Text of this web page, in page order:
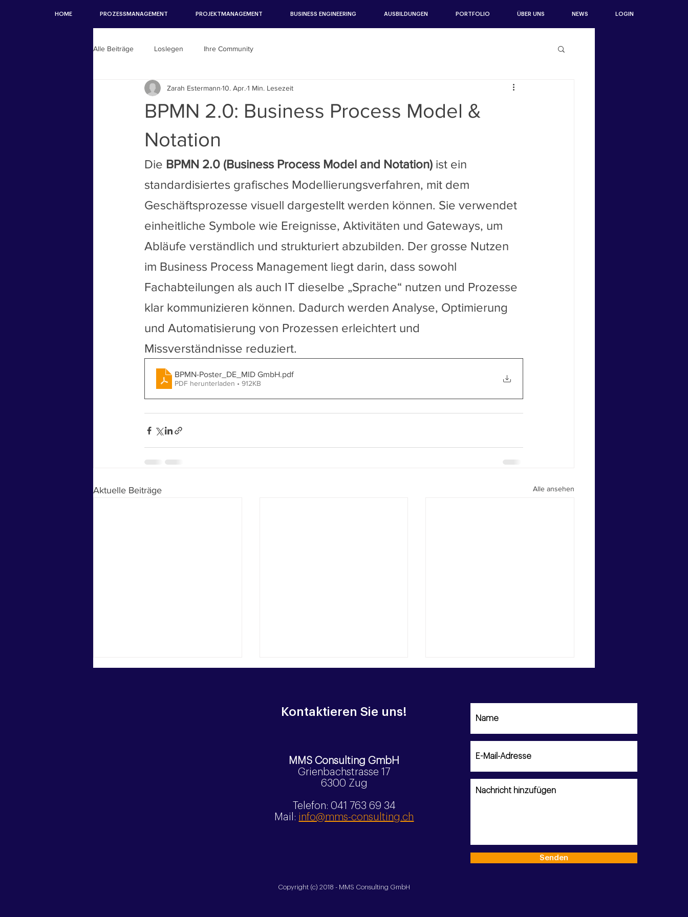
HOME PROZESSMANAGEMENT PROJEKTMANAGEMENT BUSINESS ENGINEERING AUSBILDUNGEN PORTFOLIO ÜBER UNS NEWS LOGIN
Alle Beiträge Loslegen Ihre Community
BPMN 2.0: Business Process Model &
Notation
Zarah Estermann 10. Apr. 1 Min. Lesezeit
Die BPMN 2.0 (Business Process Model and Notation) ist ein
standardisiertes grafisches Modellierungsverfahren, mit dem
Geschäftsprozesse visuell dargestellt werden können. Sie verwendet
einheitliche Symbole wie Ereignisse, Aktivitäten und Gateways, um
Abläufe verständlich und strukturiert abzubilden. Der grosse Nutzen
im Business Process Management liegt darin, dass sowohl
Fachabteilungen als auch IT dieselbe „Sprache“ nutzen und Prozesse
klar kommunizieren können. Dadurch werden Analyse, Optimierung
und Automatisierung von Prozessen erleichtert und
Missverständnisse reduziert.
BPMN-Poster_DE_MID GmbH.pdf
PDF herunterladen • 912KB
Aktuelle Beiträge Alle ansehen
ArchiMate 3.2: Unterneh-
mensarchitektur
AI-Evaluation: Eishockey WM
Kontaktieren Sie uns!
MMS Consulting GmbH
Grienbachstrasse 17
6300 Zug
Telefon: 041 763 69 34
Mail: info@mms-consulting.ch
Copyright (c) 2018 - MMS Consulting GmbH
Senden